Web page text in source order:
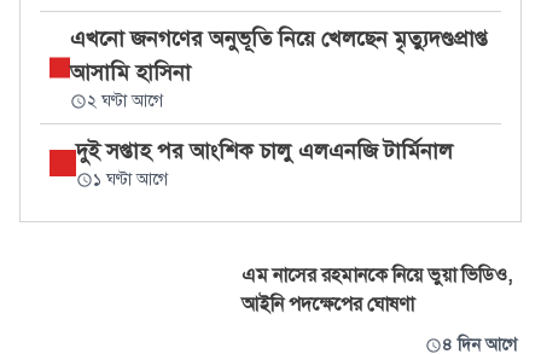
এখনো জনগণের অনুভূতি নিয়ে খেলছেন মৃত্যুদণ্ডপ্রাপ্ত
আসামি হাসিনা
২ ঘণ্টা আগে
দুই সপ্তাহ পর আংশিক চালু এলএনজি টার্মিনাল
১ ঘণ্টা আগে
এম নাসের রহমানকে নিয়ে ভুয়া ভিডিও,
আইনি পদক্ষেপের ঘোষণা
৪ দিন আগে